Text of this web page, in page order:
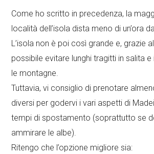
Come ho scritto in precedenza, la
località dell’isola dista meno di un’ora
L’isola non è poi così grande e, grazie
possibile evitare lunghi tragitti in salita
le montagne.
Tuttavia, vi consiglio di prenotare
diversi per godervi i vari aspetti di
tempi di spostamento (soprattutto se
ammirare le albe).
Ritengo che l’opzione migliore sia: